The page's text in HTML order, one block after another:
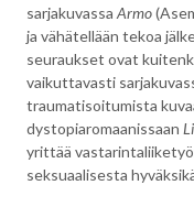
sarjakuvassa Armo
ja vähätellään tekoa
seuraukset ovat
vaikuttavasti
traumatisoitumista
dystopiaromaanissaan
yrittää
seksuaalisesta